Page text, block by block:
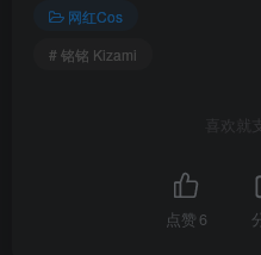
铭铭 Kizami – NO.025 妄想オフ
647MB]
铭铭 Kizami – NO.023 工口小厨
铭铭 Kizami – NO.022 x軟妹搖
网红Cos
# 铭铭 Kizami
喜欢就
点赞 6